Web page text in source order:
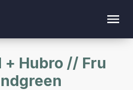
+ Hubro // Fru